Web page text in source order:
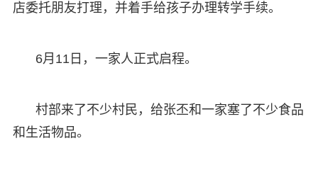
店委托朋友打理，并着手给孩子办理转学手续。
6月11日，一家人正式启程。
村部来了不少村民，给张丕和一家塞了不少食品
和生活物品。